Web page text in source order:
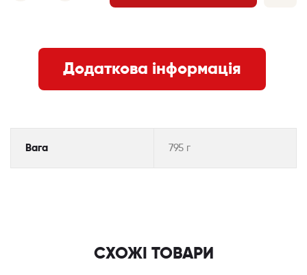
Додаткова інформація
Вага 795 г
СХОЖІ ТОВАРИ